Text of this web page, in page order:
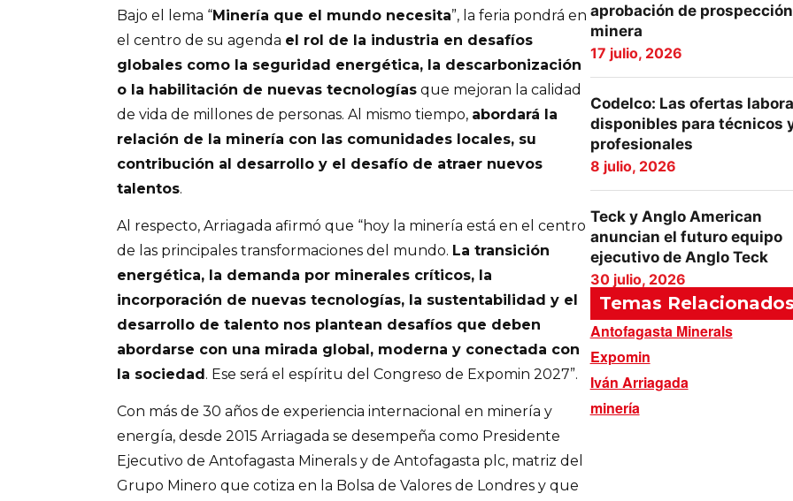
Bajo el lema “Minería que el mundo necesita”, la feria pondrá en
el centro de su agenda el rol de la industria en desafíos
globales como la seguridad energética, la descarbonización
o la habilitación de nuevas tecnologías que mejoran la calidad
de vida de millones de personas. Al mismo tiempo, abordará la
relación de la minería con las comunidades locales, su
contribución al desarrollo y el desafío de atraer nuevos
talentos.
Al respecto, Arriagada afirmó que “hoy la minería está en el centro
de las principales transformaciones del mundo. La transición
energética, la demanda por minerales críticos, la
incorporación de nuevas tecnologías, la sustentabilidad y el
desarrollo de talento nos plantean desafíos que deben
abordarse con una mirada global, moderna y conectada con
la sociedad. Ese será el espíritu del Congreso de Expomin 2027”.
Con más de 30 años de experiencia internacional en minería y
energía, desde 2015 Arriagada se desempeña como Presidente
Ejecutivo de Antofagasta Minerals y de Antofagasta plc, matriz del
Grupo Minero que cotiza en la Bolsa de Valores de Londres y que
aprobación de prospección
minera
17 julio, 2026
Codelco: Las ofertas
disponibles para técnicos
profesionales
8 julio, 2026
Teck y Anglo American
anuncian el futuro equipo
ejecutivo de Anglo Teck
30 julio, 2026
Temas Relacionados
Antofagasta Minerals
Expomin
Iván Arriagada
minería